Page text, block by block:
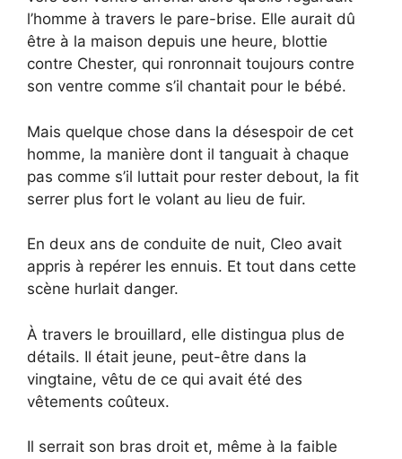
l’homme à travers le pare-brise. Elle aurait dû
être à la maison depuis une heure, blottie
contre Chester, qui ronronnait toujours contre
son ventre comme s’il chantait pour le bébé.
Mais quelque chose dans la désespoir de cet
homme, la manière dont il tanguait à chaque
pas comme s’il luttait pour rester debout, la fit
serrer plus fort le volant au lieu de fuir.
En deux ans de conduite de nuit, Cleo avait
appris à repérer les ennuis. Et tout dans cette
scène hurlait danger.
À travers le brouillard, elle distingua plus de
détails. Il était jeune, peut-être dans la
vingtaine, vêtu de ce qui avait été des
vêtements coûteux.
Il serrait son bras droit et, même à la faible